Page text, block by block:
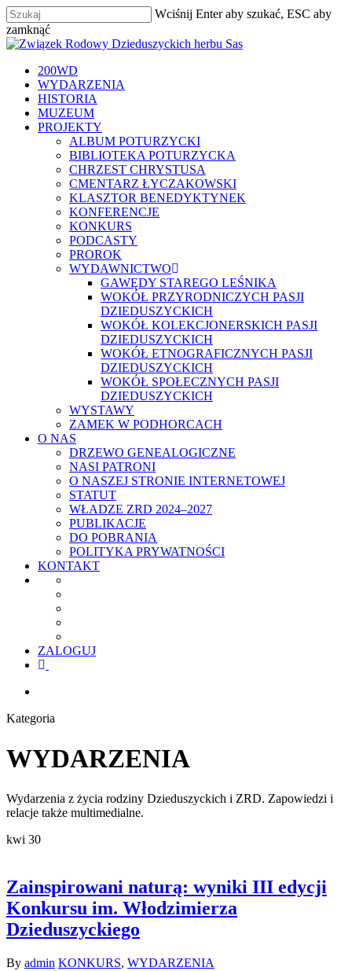
Skip
to
main
Wciśnij Enter aby szukać, ESC aby
zamknąć
Zamknij
szukaj
Menu
200WD
WYDARZENIA
HISTORIA
MUZEUM
PROJEKTY
ALBUM POTURZYCKI
BIBLIOTEKA POTURZYCKA
CHRZEST CHRYSTUSA
CMENTARZ ŁYCZAKOWSKI
KLASZTOR BENEDYKTYNEK
KONFERENCJE
KONKURS
PODCASTY
PROROK
WYDAWNICTWO
GAWĘDY STAREGO LEŚNIKA
WOKÓŁ PRZYRODNICZYCH PASJI
DZIEDUSZYCKICH
WOKÓŁ KOLEKCJONERSKICH PASJI
DZIEDUSZYCKICH
WOKÓŁ ETNOGRAFICZNYCH PASJI
DZIEDUSZYCKICH
WOKÓŁ SPOŁECZNYCH PASJI
DZIEDUSZYCKICH
WYSTAWY
ZAMEK W PODHORCACH
O NAS
DRZEWO GENEALOGICZNE
NASI PATRONI
O NASZEJ STRONIE INTERNETOWEJ
STATUT
WŁADZE ZRD 2024–2027
PUBLIKACJE
DO POBRANIA
POLITYKA PRYWATNOŚCI
KONTAKT
ZALOGUJ
facebook
Kategoria
WYDARZENIA
Wydarzenia z życia rodziny Dzieduszyckich i ZRD. Zapowiedzi i
relacje także multimedialne.
kwi 30
Zainspirowani naturą: wyniki III edycji
Konkursu im. Włodzimierza
Dzieduszyckiego
By admin KONKURS, WYDARZENIA